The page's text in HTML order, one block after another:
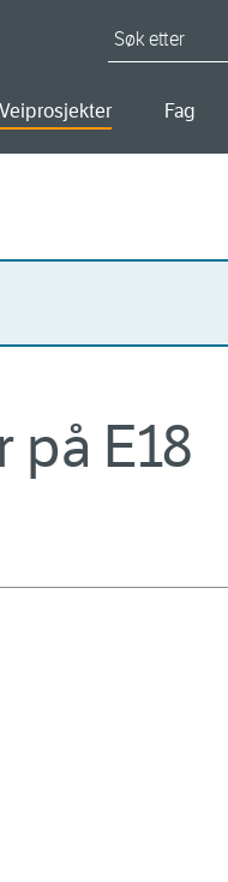
Veiprosjekter Fag
E18